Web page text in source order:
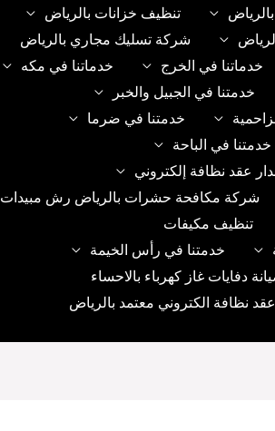
تنظيف خزانات بالرياض
شركة تسليك مجاري بالرياض
خدماتنا في الخرج
خدماتنا في مكه
خدمتنا في الجبيل والخبر
خدمتنا في ضرما
خدمتنا في الباحة
عقد نظافة إلكتروني
شركة مكافحة حشرات بالرياض رش مبيدات
تنظيف مكيفات
خدمتنا في رأس الخيمة
دفايات غاز كهرباء بالاحساء
نظافة الكتروني معتمد بالرياض